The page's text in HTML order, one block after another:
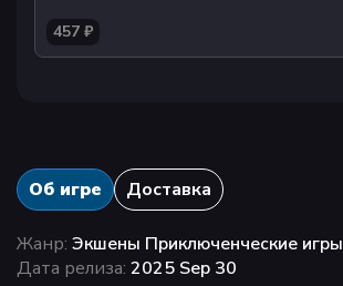
457 ₽
Об игре Доставка
Жанр: Экшены Приключенческие игры
Дата релиза: 2025 Sep 30